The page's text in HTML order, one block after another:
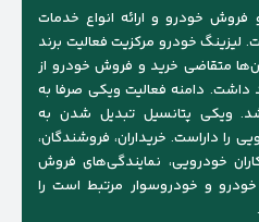
خودرو و ارائه انواع خدمات
لیزینگ خودرو مرکزیت فعالیت برند
متقاضی خرید و فروش خودرو از
دامنه فعالیت ویکی صرفا به
ویکی پتانسیل تبدیل شدن به
را داراست. خریداران، فروشندگان،
خودرویی، نمایندگی‌های فروش
و خودروسوار مرتبط است را